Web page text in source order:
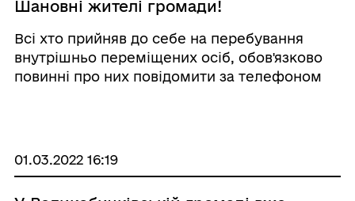
Шановні жителі громади!
Всі хто прийняв до себе на перебування
внутрішньо переміщених осіб, обов'язково
повинні про них повідомити за телефоном
Великобичківської т ...
01.03.2022 16:19